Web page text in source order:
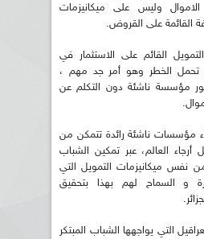
وليس على ميكانيزمات
القائمة على القروض.
القائم على الاستثمار في
تحمل الخطر وهو أمر جد مهم ،
مؤسسة ناشئة دون التكلم عن
مؤسسات ناشئة رائدة تتمكن من
العالم، عبر تمكين الشباب
نفس ميكانيزمات التمويل التي
و السماح لهم بهذا بتحقيق
التي يواجهها الشباب المبتكر